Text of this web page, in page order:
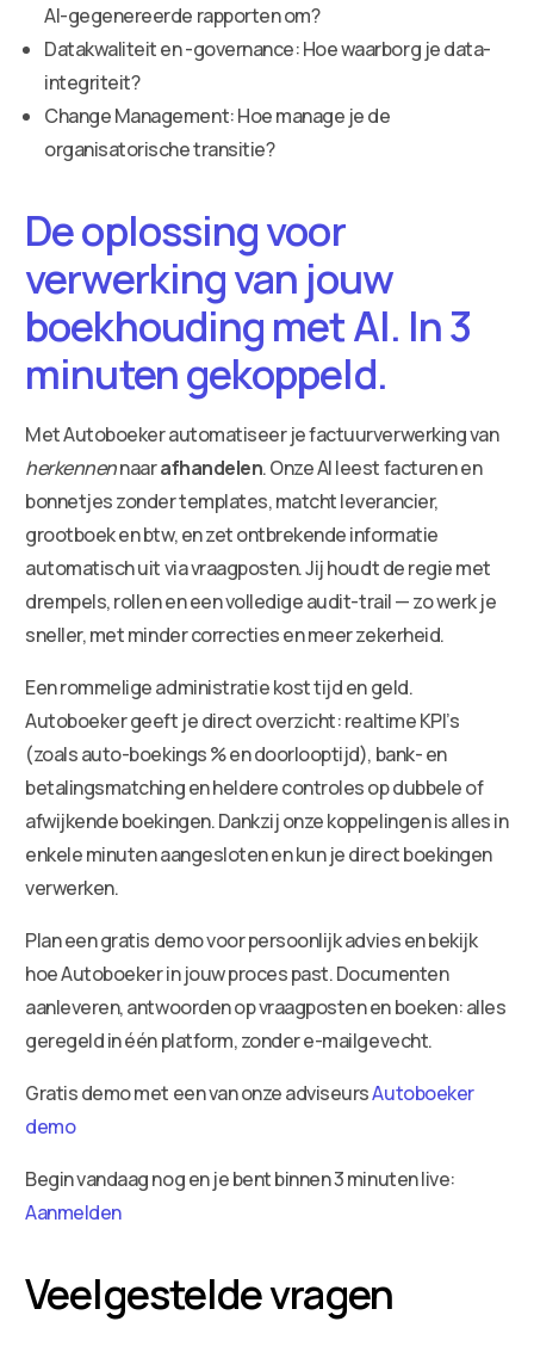
AI-gegenereerde rapporten om?
Datakwaliteit en -governance: Hoe waarborg je data-
integriteit?
Change Management: Hoe manage je de
organisatorische transitie?
De oplossing voor
verwerking van jouw
boekhouding met AI. In 3
minuten gekoppeld.
Met Autoboeker automatiseer je factuurverwerking van
herkennennaarafhandelen. Onze AI leest facturen en
bonnetjes zonder templates, matcht leverancier,
grootboek en btw, en zet ontbrekende informatie
automatisch uit via vraagposten. Jij houdt de regie met
drempels, rollen en een volledige audit-trail — zo werk je
sneller, met minder correcties en meer zekerheid.
Een rommelige administratie kost tijd en geld.
Autoboeker geeft je direct overzicht: realtime KPI’s
(zoals auto-boekings % en doorlooptijd), bank- en
betalingsmatching en heldere controles op dubbele of
afwijkende boekingen. Dankzij onze koppelingen is alles in
enkele minuten aangesloten en kun je direct boekingen
verwerken.
Plan een gratis demo voor persoonlijk advies en bekijk
hoe Autoboeker in jouw proces past. Documenten
aanleveren, antwoorden op vraagposten en boeken: alles
geregeld in één platform, zonder e-mailgevecht.
Gratis demo met een van onze adviseursAutoboeker
demo
Begin vandaag nog en je bent binnen 3 minuten live:
Aanmelden
Veelgestelde vragen